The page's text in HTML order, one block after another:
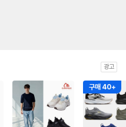
광고
구매 40+